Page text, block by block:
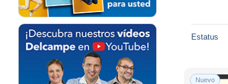
Estatus
Nuevo